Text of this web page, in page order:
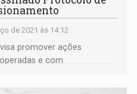
de 2021 às 14:12
promover ações
e com